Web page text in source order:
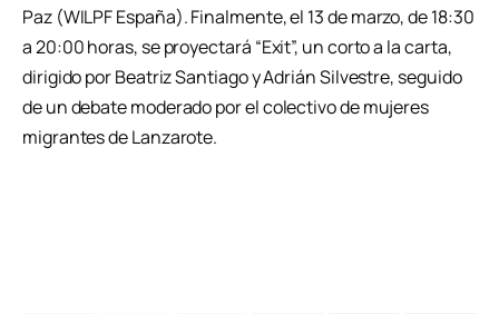
Paz (WILPF España). Finalmente, el 13 de marzo, de 18:30
a 20:00 horas, se proyectará “Exit”, un corto a la carta,
dirigido por Beatriz Santiago y Adrián Silvestre, seguido
de un debate moderado por el colectivo de mujeres
migrantes de Lanzarote.